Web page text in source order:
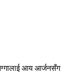
आय आर्जनसँग